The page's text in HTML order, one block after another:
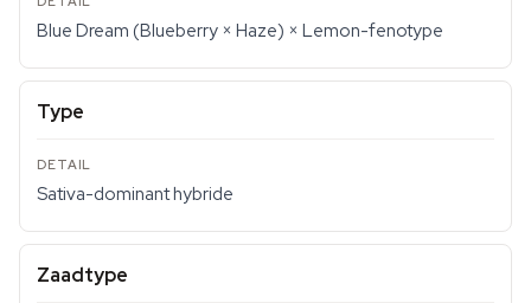
Blue Dream (Blueberry × Haze) × Lemon-fenotype
Type
Sativa-dominant hybride
Zaadtype